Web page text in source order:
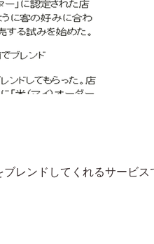
レンドしてくれるサービス